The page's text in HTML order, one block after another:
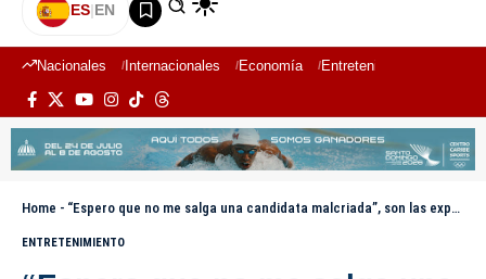
ES|EN
Nacionales Internacionales Economía Entretenimiento
Home - “Espero que no me salga una candidata malcriada”, son las expectativas de Magali Febles
ENTRETENIMIENTO